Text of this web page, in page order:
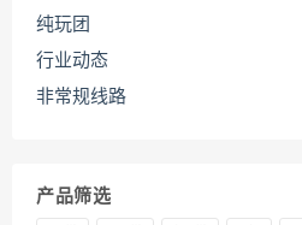
纯玩团
行业动态
非常规线路
产品筛选